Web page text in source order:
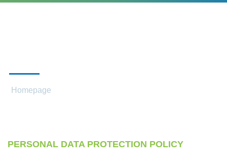
Homepage
PERSONAL DATA PROTECTION POLICY